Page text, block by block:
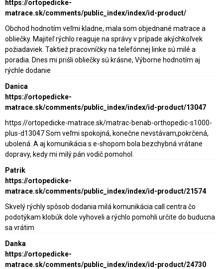
https://ortopedicke-
matrace.sk/comments/public_index/index/id-product/
Obchod hodnotím veľmi kladne, mala som objednané matrace a
obliečky. Majiteľ rýchlo reaguje na správy v prípade akýchkoľvek
požiadaviek. Taktiež pracovníčky na telefónnej linke sú milé a
poradia. Dnes mi prišli obliečky sú krásne, Výborne hodnotím aj
rýchle dodanie
Danica
https://ortopedicke-
matrace.sk/comments/public_index/index/id-product/13047
https://ortopedicke-matrace.sk/matrac-benab-orthopedic-s1000-
plus-d13047 Som veľmi spokojná, konečne nevstávam,pokrčená,
ubolená. A aj komunikácia s e-shopom bola bezchybná vrátane
dopravy, kedy mi milý pán vodič pomohol.
Patrik
https://ortopedicke-
matrace.sk/comments/public_index/index/id-product/21574
Skvelý rýchly spôsob dodania milá komunikácia call centra čo
podotýkam klobúk dole vyhoveli a rýchlo pomohli určite do buducna
sa vrátim
Danka
https://ortopedicke-
matrace.sk/comments/public_index/index/id-product/24730